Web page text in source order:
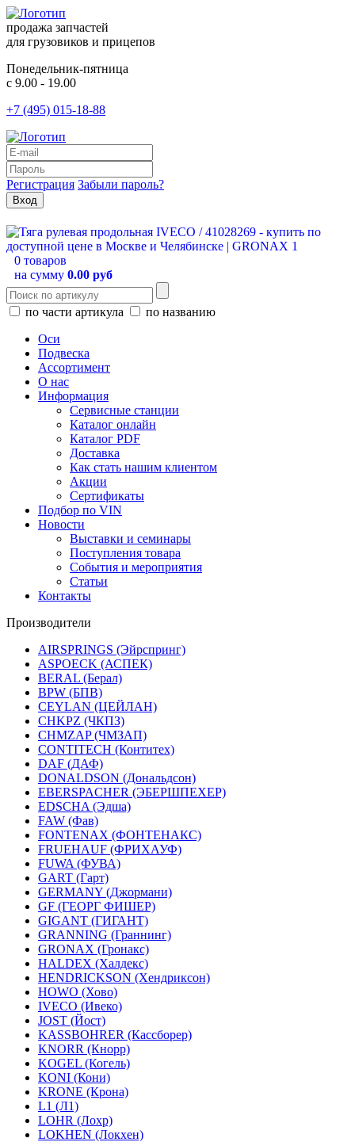
продажа запчастей
для грузовиков и прицепов
Понедельник-пятница
с 9.00 - 19.00
+7 (495) 015-18-88
Регистрация Забыли пароль?
0 товаров
на сумму 0.00 руб
по части артикула
по названию
Оси
Подвеска
Ассортимент
О нас
Информация
Сервисные станции
Каталог онлайн
Каталог PDF
Доставка
Как стать нашим клиентом
Акции
Сертификаты
Подбор по VIN
Новости
Выставки и семинары
Поступления товара
События и мероприятия
Статьи
Контакты
Производители
AIRSPRINGS (Эйрспринг)
ASPOECK (АСПЕК)
BERAL (Берал)
BPW (БПВ)
CEYLAN (ЦЕЙЛАН)
CHKPZ (ЧКПЗ)
CHMZAP (ЧМЗАП)
CONTITECH (Контитех)
DAF (ДАФ)
DONALDSON (Дональдсон)
EBERSPACHER (ЭБЕРШПЕХЕР)
EDSCHA (Эдша)
FAW (Фав)
FONTENAX (ФОНТЕНАКС)
FRUEHAUF (ФРИХАУФ)
FUWA (ФУВА)
GART (Гарт)
GERMANY (Джормани)
GF (ГЕОРГ ФИШЕР)
GIGANT (ГИГАНТ)
GRANNING (Граннинг)
GRONAX (Гронакс)
HALDEX (Халдекс)
HENDRICKSON (Хендриксон)
HOWO (Хово)
IVECO (Ивеко)
JOST (Йост)
KASSBOHRER (Касcборер)
KNORR (Кнорр)
KOGEL (Когель)
KONI (Кони)
KRONE (Крона)
L1 (Л1)
LOHR (Лохр)
LOKHEN (Локхен)